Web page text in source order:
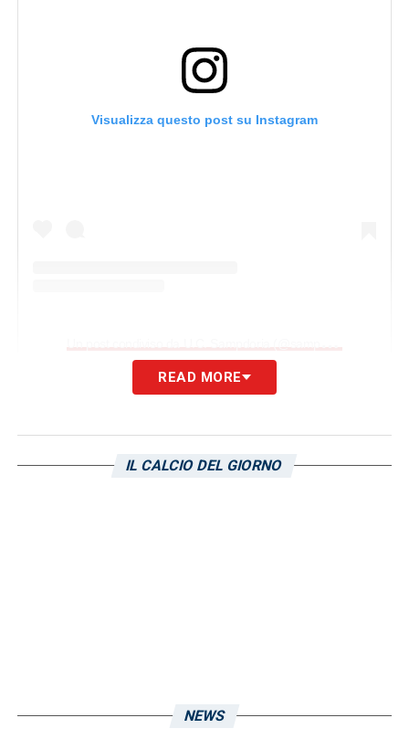
Visualizza questo post su Instagram
club blucerchiato per il match contro i
gialloblù.
READ MORE
IL CALCIO DEL GIORNO
NEWS